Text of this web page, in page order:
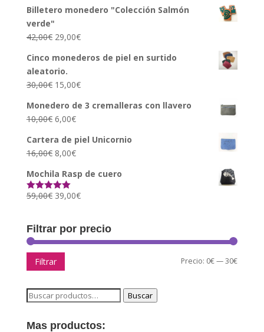
Billetero monedero "Colección Salmón
verde"
42,00€ 29,00€
Cinco monederos de piel en surtido
aleatorio.
30,00€ 15,00€
Monedero de 3 cremalleras con llavero
10,00€ 6,00€
Cartera de piel Unicornio
16,00€ 8,00€
Mochila Rasp de cuero
Valorado con
59,00€ 39,00€
Filtrar por precio
Precio
Precio
Filtrar Precio: 0€—30€
Buscar
Buscar
Mas productos: